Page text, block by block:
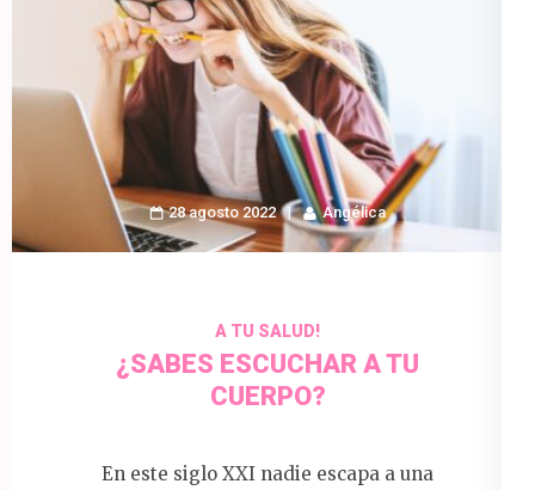
28 agosto 2022 Angélica
A TU SALUD!
¿SABES ESCUCHAR A TU
CUERPO?
En este siglo XXI nadie escapa a una